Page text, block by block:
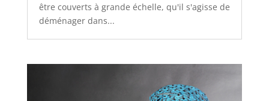
être couverts à grande échelle, qu'il s'agisse de
déménager dans...